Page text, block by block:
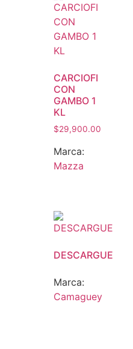
CARCIOFI
CON
GAMBO 1
KL
$29,900.00
Marca:
Mazza
DESCARGUE
Marca:
Camaguey